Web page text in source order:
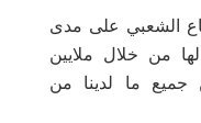
الشعبي على مدى
من خلال ملايين
جميع ما لدينا من